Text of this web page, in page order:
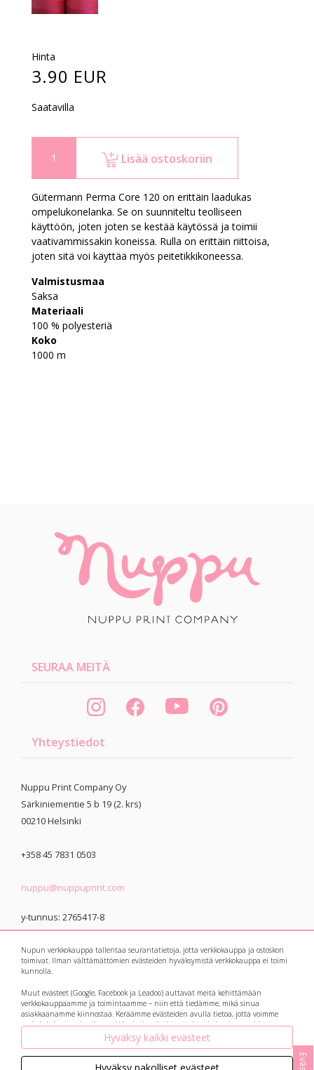
Hinta
3.90 EUR
Saatavilla
Lisää ostoskoriin
Gütermann Perma Core 120 on erittäin laadukas
ompelukonelanka. Se on suunniteltu teolliseen
käyttöön, joten joten se kestää käytössä ja toimii
vaativammissakin koneissa. Rulla on erittäin riittoisa,
joten sitä voi käyttää myös peitetikkikoneessa.
Valmistusmaa
Saksa
Materiaali
100 % polyesteriä
Koko
1000 m
SEURAA MEITÄ
Yhteystiedot
Nuppu Print Company Oy
Särkiniementie 5 b 19 (2. krs)
00210Helsinki
+358 45 7831 0503
nuppu@nuppuprint.com
y-tunnus: 2765417-8
© 2021 Nuppu Print
Company
Tietosuojaseloste
Nupun verkkokauppa tallentaa seurantatietoja, jotta verkkokauppa ja ostoskori
toimivat. Ilman välttämättömien evästeiden hyväksymistä verkkokauppa ei toimi
kunnolla.
Muut evästeet (Google, Facebook ja Leadoo) auttavat meitä kehittämään
verkkokauppaamme ja toimintaamme – niin että tiedämme, mikä sinua
asiakkaanamme kiinnostaa. Keräämme evästeiden avulla tietoa, jotta voimme
myös kohdentaa sinulle markkinointia niistä tuotteista, jotka sinua voisivat
kiinnostaa. Botit eli avautuvat keskusteluikkunat ja suosittelukoneet keräävät
myös tietoa kysymyksistäsi ja vastauksistasi, ja ne auttavat meitä vastaamaan ja
palvelemaan jatkossa vielä paremmin!
Hyväksy kaikki evästeet